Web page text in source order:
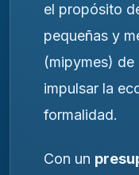
el propósito
pequeñas y
(mipymes)
impulsar la
formalidad.
Con un